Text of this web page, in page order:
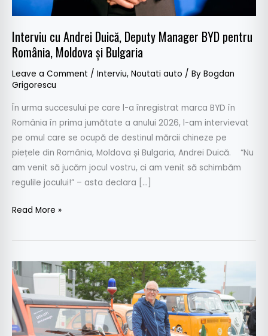
Interviu cu Andrei Duică, Deputy Manager BYD pentru
România, Moldova și Bulgaria
Leave a Comment / Interviu, Noutati auto / By Bogdan
Grigorescu
În urma succesului pe care l-a înregistrat marca BYD în
România în prima jumătate a anului 2026, l-am intervievat
pe omul care se ocupă de destinul mărcii chineze pe
piețele din România, Moldova și Bulgaria, Andrei Duică. “Nu
am venit să jucăm jocul vostru, ci am venit să schimbăm
regulile jocului!” – asta declara […]
Read More »
Interviu
cu
Stefan
Mecha,
CEO